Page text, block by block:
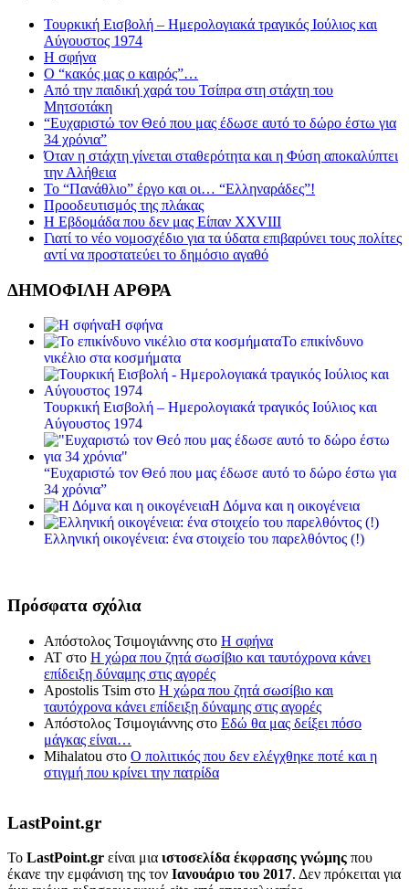
Τουρκική Εισβολή – Ημερολογιακά τραγικός Ιούλιος και
Αύγουστος 1974
Η σφήνα
Ο “κακός μας ο καιρός”…
Από την παιδική χαρά του Τσίπρα στη στάχτη του
Μητσοτάκη
“Ευχαριστώ τον Θεό που μας έδωσε αυτό το δώρο έστω για
34 χρόνια”
Όταν η στάχτη γίνεται σταθερότητα και η Φύση αποκαλύπτει
την Αλήθεια
Το “Πανάθλιο” έργο και οι… “Ελληναράδες”!
Προοδευτισμός της πλάκας
Η Εβδομάδα που δεν μας Είπαν XXVIII
Γιατί το νέο νομοσχέδιο για τα ύδατα επιβαρύνει τους πολίτες
αντί να προστατεύει το δημόσιο αγαθό
ΔΗΜΟΦΙΛΗ ΑΡΘΡΑ
Η σφήνα
Το επικίνδυνο
νικέλιο στα κοσμήματα
Τουρκική Εισβολή – Ημερολογιακά τραγικός Ιούλιος και
Αύγουστος 1974
“Ευχαριστώ τον Θεό που μας έδωσε αυτό το δώρο έστω για
34 χρόνια”
Η Δόμνα και η οικογένεια
Ελληνική οικογένεια: ένα στοιχείο του παρελθόντος (!)
Πρόσφατα σχόλια
Απόστολος Τσιμογιάννης στο Η σφήνα
ΑΤ στο Η χώρα που ζητά σωσίβιο και ταυτόχρονα κάνει
επίδειξη δύναμης στις αγορές
Apostolis Tsim στο Η χώρα που ζητά σωσίβιο και
ταυτόχρονα κάνει επίδειξη δύναμης στις αγορές
Απόστολος Τσιμογιάννης στο Εδώ θα μας δείξει πόσο
μάγκας είναι…
Mihalatou στο Ο πολιτικός που δεν ελέγχθηκε ποτέ και η
στιγμή που κρίνει την πατρίδα
LastPoint.gr
To LastPoint.gr είναι μια ιστοσελίδα έκφρασης γνώμης που
έκανε την εμφάνιση της τον Ιανουάριο του 2017. Δεν πρόκειται για